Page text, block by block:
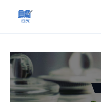
Dom i ogród
Zdrowie